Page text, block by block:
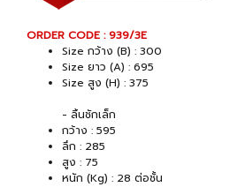
ORDER CODE : 939/3E
Size กว้าง (B) : 300
Size ยาว (A) : 695
Size สูง (H) : 375
- ลิ้นชักเล็ก
กว้าง : 595
ลึก : 285
สูง : 75
หนัก (Kg) : 28 ต่อชั้น